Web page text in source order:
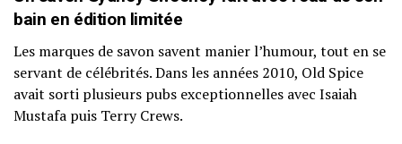
bain en édition limitée
Les marques de savon savent manier l’humour, tout en se
servant de célébrités. Dans les années 2010, Old Spice
avait sorti plusieurs pubs exceptionnelles avec Isaiah
Mustafa puis Terry Crews.